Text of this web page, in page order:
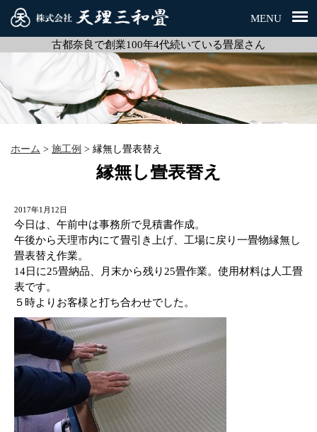
MENU
古都奈良で創業100年4代続いている畳屋さん
ホーム > 施工例 > 縁無し畳表替え
縁無し畳表替え
2017年1月12日
今日は、午前中は事務所で見積書作成。
午後から天理市内にて畳引き上げ、工場に戻り一畳物縁無し
畳表替え作業。
14日に25畳納品、月末から残り25畳作業。使用材料は人工畳
表です。
５時よりお客様と打ち合わせでした。